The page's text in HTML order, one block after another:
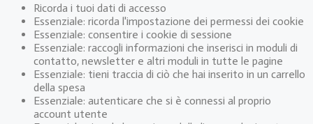
Ricorda i tuoi dati di accesso
Essenziale: ricorda l'impostazione dei permessi dei cookie
Essenziale: consentire i cookie di sessione
Essenziale: raccogli informazioni che inserisci in moduli di
contatto, newsletter e altri moduli in tutte le pagine
Essenziale: tieni traccia di ciò che hai inserito in un carrello
della spesa
Essenziale: autenticare che si è connessi al proprio
account utente